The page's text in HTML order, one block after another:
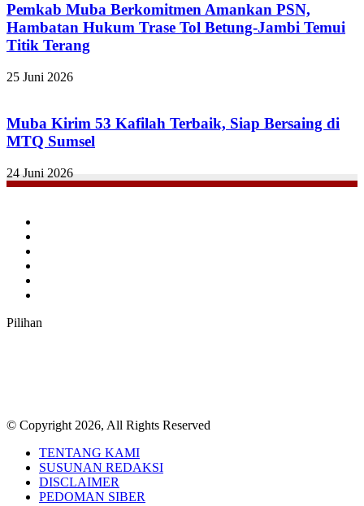
Pemkab Muba Berkomitmen Amankan PSN,
Hambatan Hukum Trase Tol Betung-Jambi Temui
Titik Terang
25 Juni 2026
Muba Kirim 53 Kafilah Terbaik, Siap Bersaing di
MTQ Sumsel
24 Juni 2026
Pilihan
© Copyright 2026, All Rights Reserved
TENTANG KAMI
SUSUNAN REDAKSI
DISCLAIMER
PEDOMAN SIBER